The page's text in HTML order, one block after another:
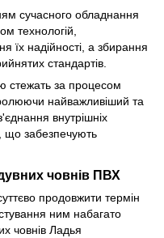
сучасного обладнання
технологій,
їх надійності, а збирання
стандартів.
стежать за процесом
найважливіший та
внутрішніх
що забезпечують
човнів ПВХ
продовжити термін
ним набагато
човнів Ладья